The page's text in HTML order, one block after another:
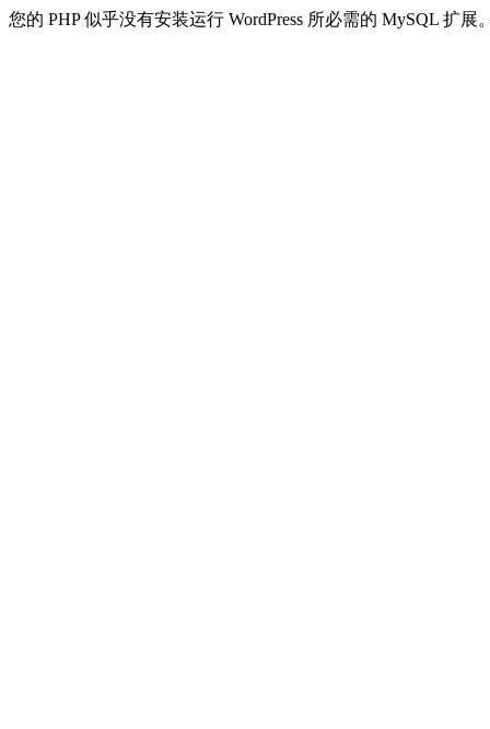
您的 PHP 似乎没有安装运行 WordPress 所必需的 MySQL 扩展